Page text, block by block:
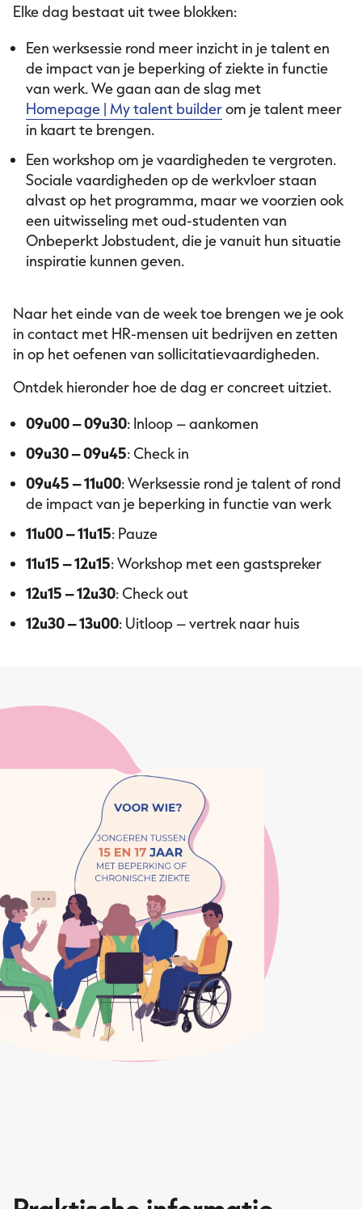
Elke dag bestaat uit twee blokken:
Een werksessie rond meer inzicht in je talent en
de impact van je beperking of ziekte in functie
van werk. We gaan aan de slag met
Homepage | My talent builderom je talent meer
in kaart te brengen.
Een workshop om je vaardigheden te vergroten.
Sociale vaardigheden op de werkvloer staan
alvast op het programma, maar we voorzien ook
een uitwisseling met oud-studenten van
Onbeperkt Jobstudent, die je vanuit hun situatie
inspiratie kunnen geven.
Naar het einde van de week toe brengen we je ook
in contact met HR-mensen uit bedrijven en zetten
in op het oefenen van sollicitatievaardigheden.
Ontdek hieronder hoe de dag er concreet uitziet.
09u00 – 09u30: Inloop – aankomen
09u30 – 09u45: Check in
09u45 – 11u00: Werksessie rond je talent of rond
de impact van je beperking in functie van werk
11u00 – 11u15: Pauze
11u15 – 12u15: Workshop met een gastspreker
12u15 – 12u30: Check out
12u30 – 13u00: Uitloop – vertrek naar huis